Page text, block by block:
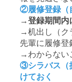
②履修登録（
→登録期間内
→机出し（ク
先輩に履修
→わからない
③シラバス（
けておく